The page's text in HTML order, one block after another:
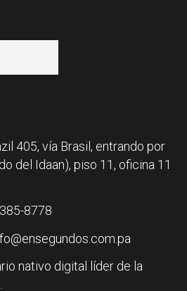
405, vía Brasil, entrando por
del Idaan), piso 11, oficina 11
8778
nativo digital líder de la